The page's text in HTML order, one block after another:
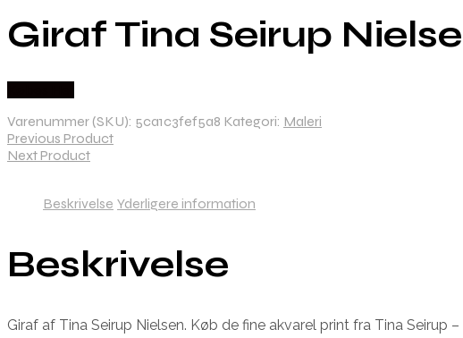
Giraf Tina Seirup
Varenummer (SKU): 5ca1c3fef5a8 Kategori: Maleri
Previous Product
Next Product
Beskrivelse Yderligere information
Beskrivelse
Giraf af Tina Seirup Nielsen. Køb de fine akvarel print fra Tina